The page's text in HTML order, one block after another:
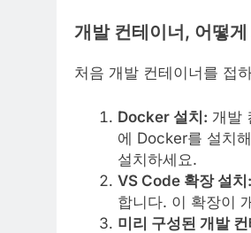
개발 컨테이너, 어떻
처음 개발 컨테이너를 접
Docker 설치: 개발
에 Docker를 설치
설치하세요.
VS Code 확장 설치:
합니다. 이 확장이
미리 구성된 개발